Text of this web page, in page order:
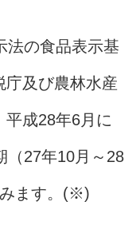
法の食品表示基
庁及び農林水産
成28年6月に
（27年10月～28
ます。(※)